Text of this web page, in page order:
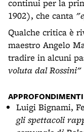
continui per la
1902), che canta
Qualche critica è
maestro Angelo
tradire in alcuni
voluta dal Rossini"
APPROFONDIMENTI
Luigi Bignami,
gli spettacoli